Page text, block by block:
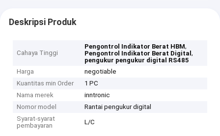
Deskripsi Produk
Cahaya Tinggi
Pengontrol Indikator Berat HBM,
Pengontrol Indikator Berat Digital,
pengukur pengukur digital RS485
Harga
negotiable
Kuantitas min Order
1 PC
Nama merek
inntronic
Nomor model
Rantai pengukur digital
Syarat-syarat
pembayaran
L/C